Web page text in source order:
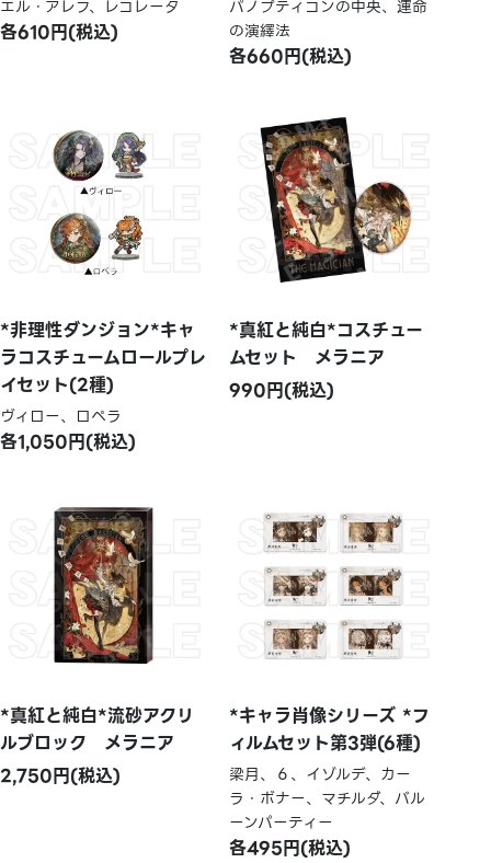
エル・アレフ、レコレータ
各610円(税込)
パノプティコンの中央、運命
の演繹法
各660円(税込)
*非理性ダンジョン*キャ
ラコスチュームロールプレ
イセット(2種)
ヴィロー、ロペラ
各1,050円(税込)
*真紅と純白*コスチュー
ムセット メラニア
990円(税込)
*真紅と純白*流砂アクリ
ルブロック メラニア
2,750円(税込)
*キャラ肖像シリーズ *フ
ィルムセット第3弾(6種)
梁月、６、イゾルデ、カー
ラ・ボナー、マチルダ、バル
ーンパーティー
各495円(税込)